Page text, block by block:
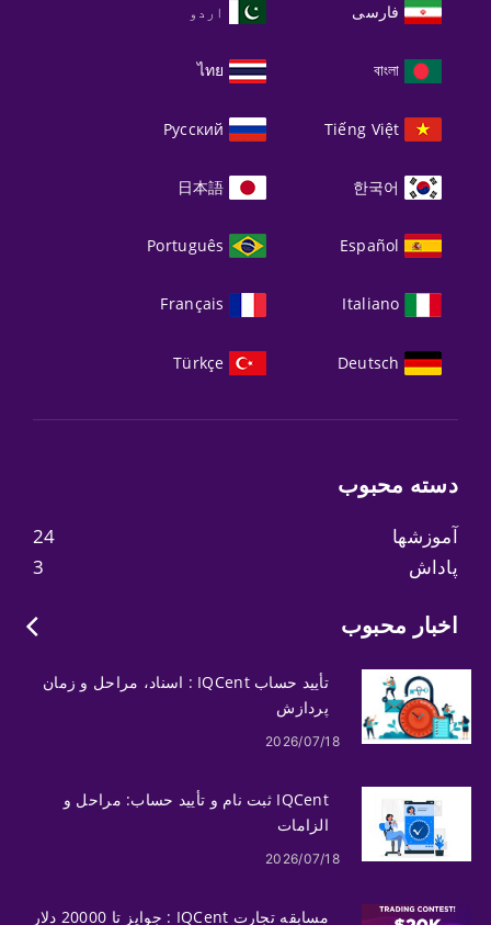
فارسی اردو
বাংলা
ไทย
Tiếng Việt
Русский
한국어
日本語
Español
Português
Italiano
Français
Deutsch
Türkçe
دسته محبوب
24
آموزشها
3
پاداش
اخبار محبوب
تأیید حساب IQCent : اسناد، مراحل و زمان
پردازش
2026/07/18
IQCent ثبت نام و تأیید حساب: مراحل و
الزامات
2026/07/18
مسابقه تجارت IQCent : جوایز تا 20000 دلار